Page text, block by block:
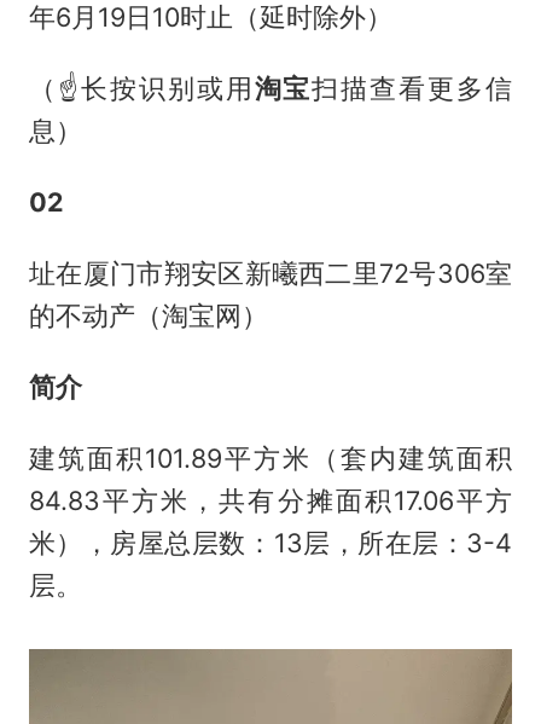
年6月19日10时止（延时除外）
（☝长按识别或用 淘宝扫描查看更多信
息）
02
址在厦门市翔安区新曦西二里72号306室
的不动产（淘宝网）
简介
建筑面积101.89平方米（套内建筑面积
84.83平方米，共有分摊面积17.06平方
米），房屋总层数：13层，所在层：3-4
层。